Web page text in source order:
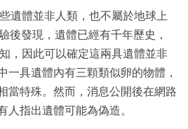
遺體並非人類，也不屬於地球上
後發現，遺體已經有千年歷史，
，因此可以確定這兩具遺體並非
一具遺體內有三顆類似卵的物體，
當特殊。然而，消息公開後在網路
人指出遺體可能為偽造。